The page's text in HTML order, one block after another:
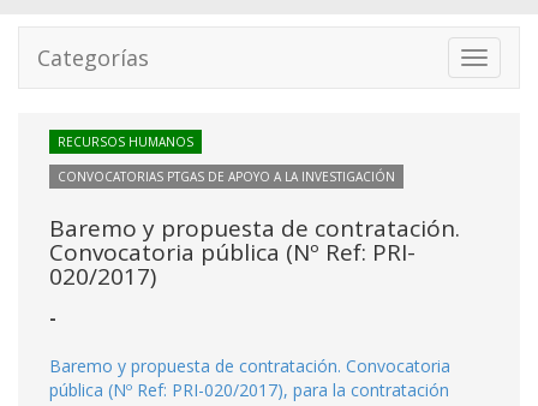
Toggle
Categorías
RECURSOS HUMANOS
CONVOCATORIAS PTGAS DE APOYO A LA INVESTIGACIÓN
Baremo y propuesta de contratación.
Convocatoria pública (Nº Ref: PRI-
020/2017)
-
Baremo y propuesta de contratación. Convocatoria
pública (Nº Ref: PRI-020/2017), para la contratación